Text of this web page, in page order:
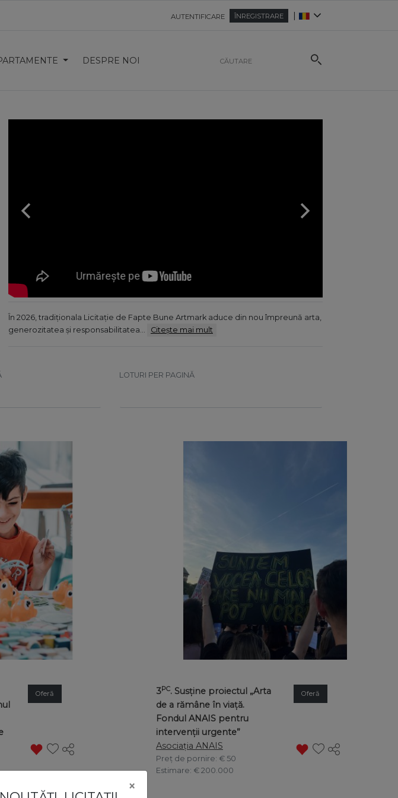
AUTENTIFICARE ÎNREGISTRARE |
DESPRE NOI
În 2026, tradiționala Licitație de Fapte Bune Artmark aduce din nou împreună arta,
generozitatea și responsabilitatea…
Citește mai mult
LOTURI PER PAGINĂ
Oferă 3PC. Susține proiectul „Arta
de a rămâne în viață.
Fondul ANAIS pentru
intervenții urgente”
Oferă
Asociația ANAIS
Preț de pornire: € 50
Estimare: € 200.000
×